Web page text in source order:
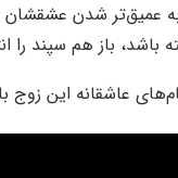
به عمیق‌تر شدن
باشد، باز هم سپند را
عاشقانه این